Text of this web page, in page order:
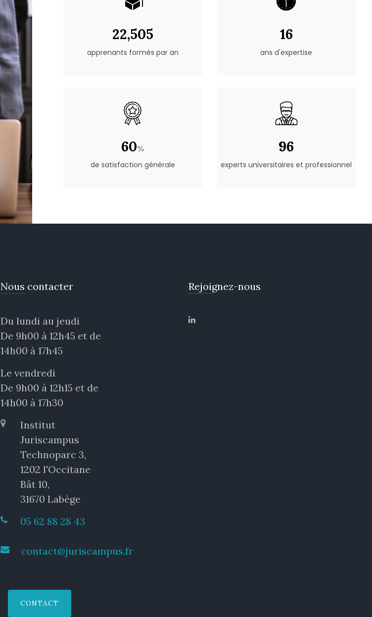
28,420
apprenants formés par an
20
ans d'expertise
76%
de satisfaction générale
121
experts universitaires et professionnel
Nous contacter
Du lundi au jeudi
De 9h00 à 12h45 et de
14h00 à 17h45
Le vendredi
De 9h00 à 12h15 et de
14h00 à 17h30
Institut
Juriscampus
Technoparc 3,
1202 l'Occitane
Bât 10,
31670 Labège
05 62 88 28 43
contact@juriscampus.fr
CONTACT
Rejoignez-nous